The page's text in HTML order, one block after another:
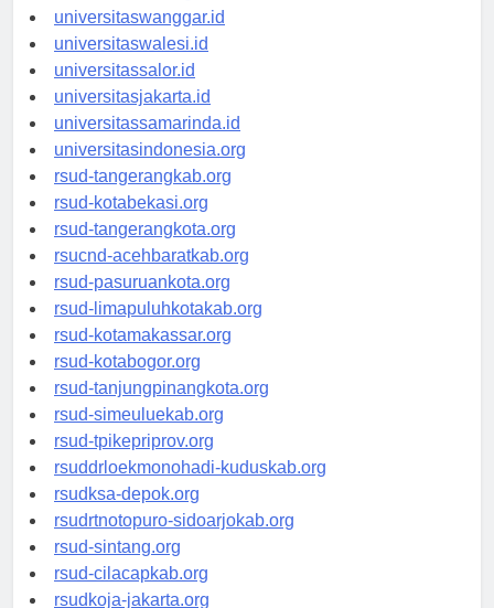
universitassorong.id
universitaswanggar.id
universitaswalesi.id
universitassalor.id
universitasjakarta.id
universitassamarinda.id
universitasindonesia.org
rsud-tangerangkab.org
rsud-kotabekasi.org
rsud-tangerangkota.org
rsucnd-acehbaratkab.org
rsud-pasuruankota.org
rsud-limapuluhkotakab.org
rsud-kotamakassar.org
rsud-kotabogor.org
rsud-tanjungpinangkota.org
rsud-simeuluekab.org
rsud-tpikepriprov.org
rsuddrloekmonohadi-kuduskab.org
rsudksa-depok.org
rsudrtnotopuro-sidoarjokab.org
rsud-sintang.org
rsud-cilacapkab.org